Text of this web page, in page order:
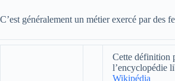
C’est généralement un métier exercé par des
Cette définition
l’encyclopédie
Wikipédia